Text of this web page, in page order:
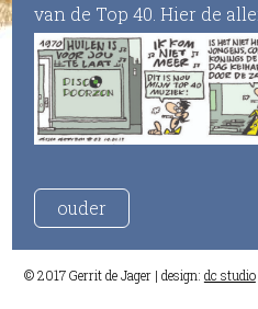
van de Top 40. Hier de
ouder
© 2017 Gerrit de Jager | design: dc studio